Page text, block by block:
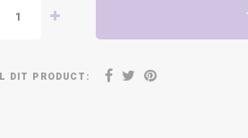
DIT PRODUCT: